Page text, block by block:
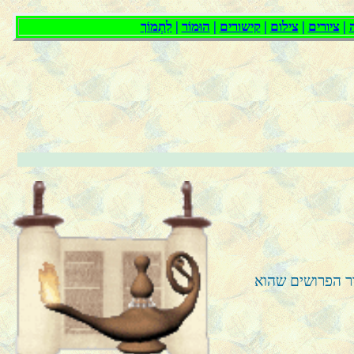
הפרושים שהוא